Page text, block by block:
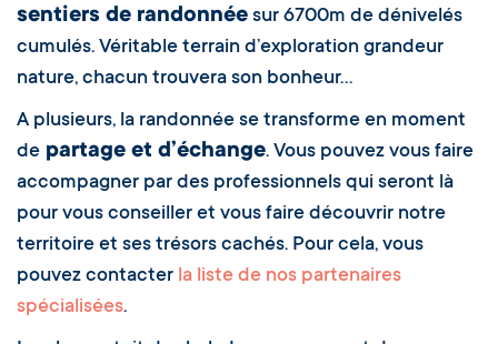
sentiers de randonnée sur 6700m de dénivelés
cumulés. Véritable terrain d’exploration grandeur
nature, chacun trouvera son bonheur…
A plusieurs, la randonnée se transforme en moment
de partage et d’échange. Vous pouvez vous faire
accompagner par des professionnels qui seront là
pour vous conseiller et vous faire découvrir notre
territoire et ses trésors cachés. Pour cela, vous
pouvez contacter la liste de nos partenaires
spécialisées.